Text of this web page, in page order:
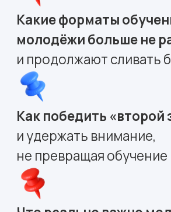
Эксперты вебинара